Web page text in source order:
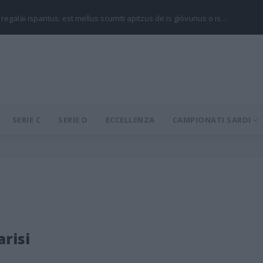
regalai ispantus: est mellus scumiti apitzus de is giòvunus o is…
SERIE C SERIE D ECCELLENZA CAMPIONATI SARDI